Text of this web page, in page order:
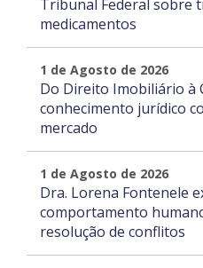
Tribunal Federal sobre
medicamentos
1 de Agosto de 2026
Do Direito Imobiliário à
conhecimento jurídico
mercado
1 de Agosto de 2026
Dra. Lorena Fontenele
comportamento
resolução de conflitos